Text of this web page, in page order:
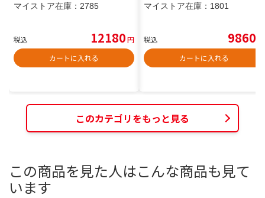
マイストア在庫： 2785
税込 12180円
カートに入れる
マイストア在庫： 1801
税込 9860
カートに入れる
このカテゴリをもっと見る
この商品を見た人はこんな商品も見て
います